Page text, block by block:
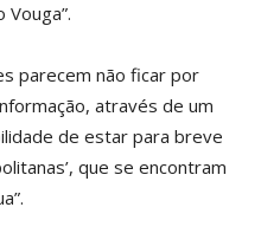
parecem não ficar por
através de um
de estar para breve
que se encontram